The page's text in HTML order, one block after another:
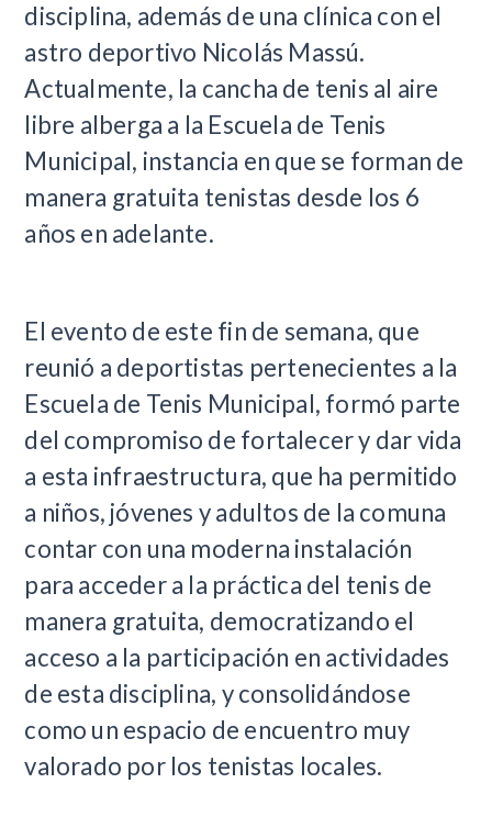
disciplina, además de una clínica con el
astro deportivo Nicolás Massú.
Actualmente, la cancha de tenis al aire
libre alberga a la Escuela de Tenis
Municipal, instancia en que se forman de
manera gratuita tenistas desde los 6
años en adelante.
El evento de este fin de semana, que
reunió a deportistas pertenecientes a la
Escuela de Tenis Municipal, formó parte
del compromiso de fortalecer y dar vida
a esta infraestructura, que ha permitido
a niños, jóvenes y adultos de la comuna
contar con una moderna instalación
para acceder a la práctica del tenis de
manera gratuita, democratizando el
acceso a la participación en actividades
de esta disciplina, y consolidándose
como un espacio de encuentro muy
valorado por los tenistas locales.